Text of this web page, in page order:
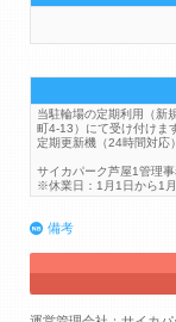
当駐輪場の定期利用（新
町4-13）にて受け付けま
定期更新機（24時間対応
サイカパーク芦屋1管理
※休業日：1月1日から1
備考